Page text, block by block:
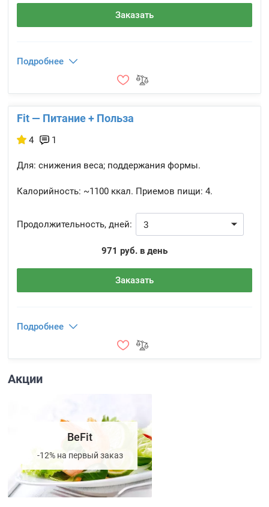
Заказать
Подробнее
Fit — Питание + Польза
4 1
Для: снижения веса; поддержания формы.
Калорийность: ~1100 ккал. Приемов пищи: 4.
Продолжительность, дней:
971 руб. в день
Заказать
Подробнее
Акции
BeFit
-12% на первый заказ